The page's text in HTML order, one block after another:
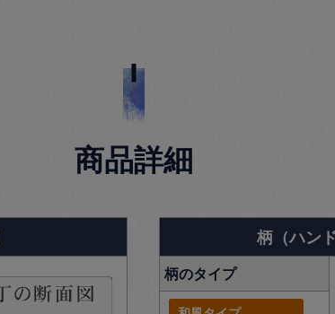
商品詳細
柄（ハン
柄のタイプ